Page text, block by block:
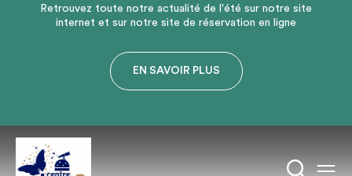
Retrouvez toute notre actualité de l'été sur notre site
internet et sur notre site de réservation en ligne
EN SAVOIR PLUS